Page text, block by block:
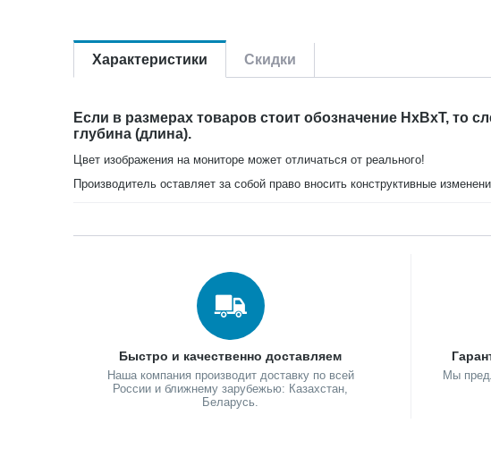
Характеристики Скидки
Если в размерах товаров стоит обозначение HxBxT,
глубина (длина).
Цвет изображения на мониторе может отличаться от реального!
Производитель оставляет за собой право вносить конструктивные
Быстро и качественно доставляем
Наша компания производит доставку по всей
России и ближнему зарубежью: Казахстан,
Беларусь.
Мы